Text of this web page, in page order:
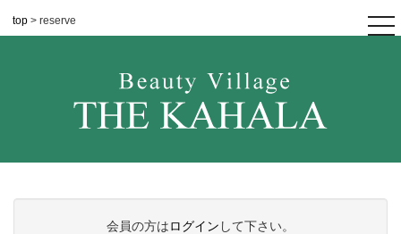
top > reserve
会員の方はログイン して下さい。